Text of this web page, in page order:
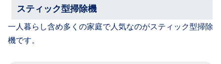
スティック型掃除機
一人暮らし含め多くの家庭で人気なのがスティック型掃除
機です。